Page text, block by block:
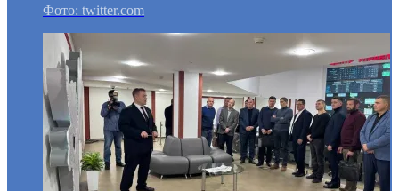
Фото: twitter.com